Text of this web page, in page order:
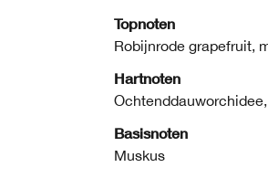
Topnoten
Robijnrode grapefruit,
Hartnoten
Basisnoten
Muskus